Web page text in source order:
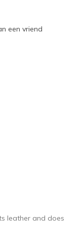
een vriend
leather and does